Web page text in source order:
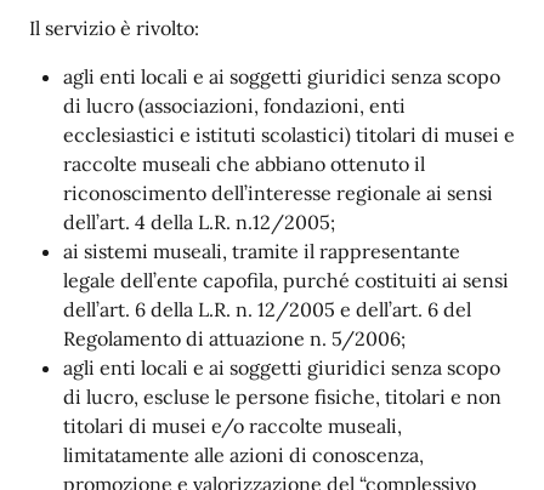
Il servizio è rivolto:
agli enti locali e ai soggetti giuridici senza scopo
di lucro (associazioni, fondazioni, enti
ecclesiastici e istituti scolastici) titolari di musei e
raccolte museali che abbiano ottenuto il
riconoscimento dell’interesse regionale ai sensi
dell’art. 4 della L.R. n.12/2005;
ai sistemi museali, tramite il rappresentante
legale dell’ente capofila, purché costituiti ai sensi
dell’art. 6 della L.R. n. 12/2005 e dell’art. 6 del
Regolamento di attuazione n. 5/2006;
agli enti locali e ai soggetti giuridici senza scopo
di lucro, escluse le persone fisiche, titolari e non
titolari di musei e/o raccolte museali,
limitatamente alle azioni di conoscenza,
promozione e valorizzazione del “complessivo